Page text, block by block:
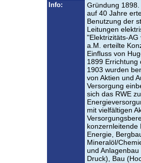
Info:
Gründung
auf 40 Jahre
Benutzung der
Leitungen
"Elektrizitäts-
a.M. erteilte
Einfluss von
1899 Errichtung
1903 wurden
von Aktien und
Versorgung
sich das RWE
mit vielfältigen
konzernleitende
Energie,
Mineralöl/
und
Druck), Bau